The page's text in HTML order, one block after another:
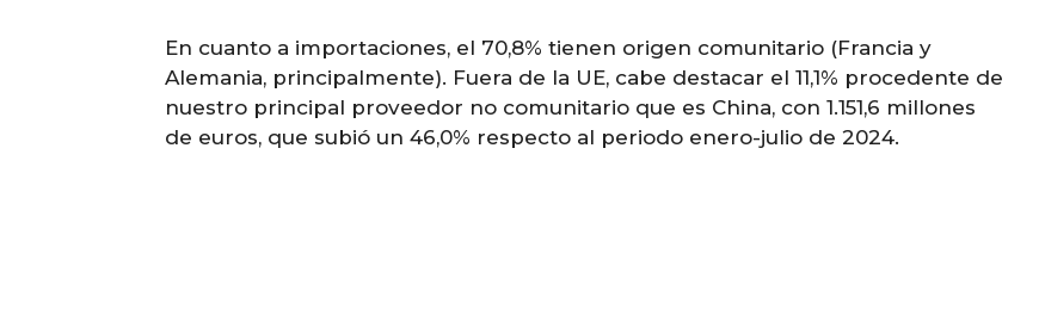
En cuanto a importaciones, el 70,8% tienen origen comunitario (Francia y
Alemania, principalmente). Fuera de la UE, cabe destacar el 11,1% procedente de
nuestro principal proveedor no comunitario que es China, con 1.151,6 millones
de euros, que subió un 46,0% respecto al periodo enero-julio de 2024.